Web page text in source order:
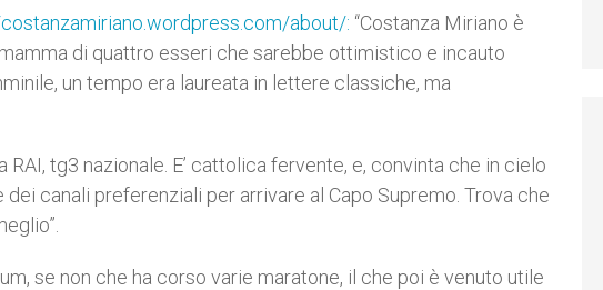
about/: “Costanza Miriano è
di quattro esseri che sarebbe ottimistico e incauto
un tempo era laureata in lettere classiche, ma
tg3 nazionale. E’ cattolica fervente, e, convinta che in cielo
canali preferenziali per arrivare al Capo Supremo. Trova che
se non che ha corso varie maratone, il che poi è venuto utile